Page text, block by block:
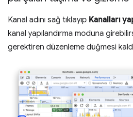
Kanal adını sağ tıklayıp Kanalları
kanal yapılandırma moduna
gerektiren düzenleme düğmesi